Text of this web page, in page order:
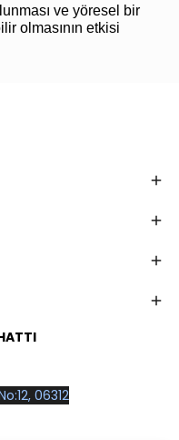
ve yöresel bir
olmasının etkisi
06312